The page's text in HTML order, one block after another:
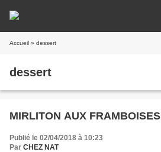
Accueil » dessert
dessert
MIRLITON AUX FRAMBOISES
Publié le 02/04/2018 à 10:23
Par CHEZ NAT